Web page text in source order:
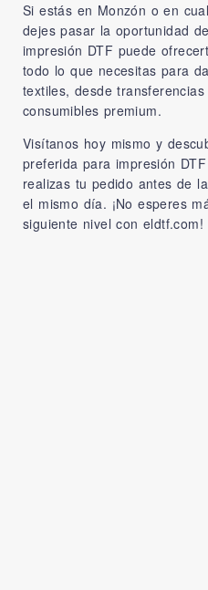
Si estás en Monzón o en
dejes pasar la oportunidad
impresión DTF puede
todo lo que necesitas para
textiles, desde
consumibles premium.
Visítanos hoy mismo y
preferida para impresión
realizas tu pedido antes de
el mismo día. ¡No esperes
siguiente nivel con eldtf.com!